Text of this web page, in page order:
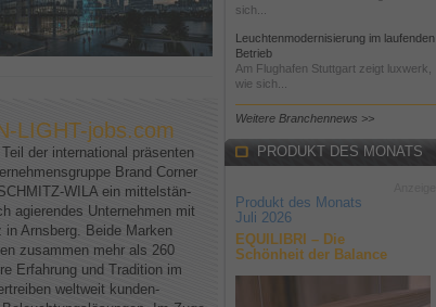
LIGHT-jobs.com
der international präsenten
Brand Corner
WILA ein mittelstän-
agierendes Unternehmen mit
in Arnsberg. Beide Marken
zusammen mehr als 260
Erfahrung und Tradition im
weltweit kunden-
sich...
Leuchtenmodernisierung im laufenden
Betrieb
Am Flughafen Stuttgart zeigt luxwerk,
wie sich...
Weitere Branchennews >>
PRODUKT DES MONATS
Produkt des Monats
Juli 2026
EQUILIBRI – Die
Schönheit der Balance